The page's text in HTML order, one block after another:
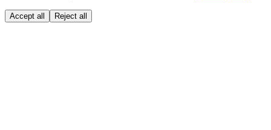
Accept all Reject all